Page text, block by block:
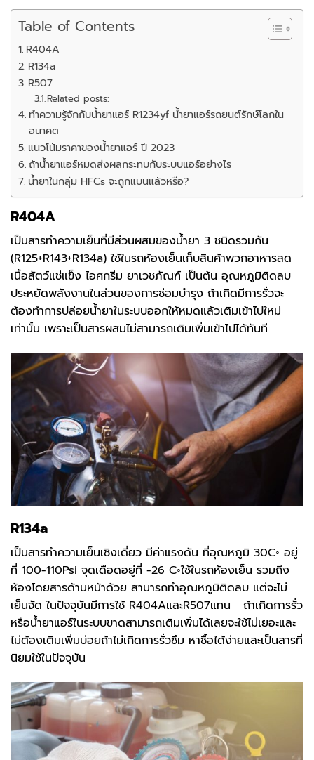
Table of Contents
R404A
R134a
R507
Related posts:
ทำความรู้จักกับน้ำยาแอร์ R1234yf น้ำยาแอร์รถยนต์รักษ์โลกใน
อนาคต
แนวโน้มราคาของน้ำยาแอร์ ปี 2023
ถ้าน้ำยาแอร์หมดส่งผลกระทบกับระบบแอร์อย่างไร
น้ำยาในกลุ่ม HFCs จะถูกแบนแล้วหรือ?
R404A
เป็นสารทำความเย็นที่มีส่วนผสมของน้ำยา 3 ชนิดรวมกัน
(R125+R143+R134a) ใช้ในรถห้องเย็นเก็บสินค้าพวกอาหารสด
เนื้อสัตว์แช่แข็ง ไอศกรีม ยาเวชภัณฑ์ เป็นต้น อุณหภูมิติดลบ
ประหยัดพลังงานในส่วนของการซ่อมบำรุง ถ้าเกิดมีการรั่วจะ
ต้องทำการปล่อยน้ำยาในระบบออกให้หมดแล้วเติมเข้าไปใหม่
เท่านั้น เพราะเป็นสารผสมไม่สามารถเติมเพิ่มเข้าไปได้ทันที
R134a
เป็นสารทำความเย็นเชิงเดี่ยว มีค่าแรงดัน ที่อุณหภูมิ 30C◦ อยู่
ที่ 100-110Psi จุดเดือดอยู่ที่ -26 C◦ใช้ในรถห้องเย็น รวมถึง
ห้องโดยสารด้านหน้าด้วย สามารถทำอุณหภูมิติดลบ แต่จะไม่
เย็นจัด ในปัจจุบันมีการใช้ R404AและR507แทน ถ้าเกิดการรั่ว
หรือน้ำยาแอร์ในระบบขาดสามารถเติมเพิ่มได้เลยจะใช้ไม่เยอะและ
ไม่ต้องเติมเพิ่มบ่อยถ้าไม่เกิดการรั่วซึม หาซื้อได้ง่ายและเป็นสารที่
นิยมใช้ในปัจจุบัน